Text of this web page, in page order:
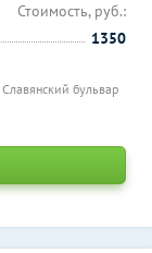
Славянский бульвар
Стоимость, руб.:
1350